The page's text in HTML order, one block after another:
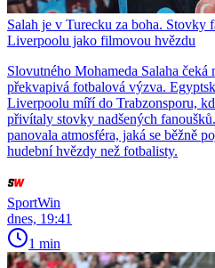
Salah je v Turecku za boha. Stovky
Liverpoolu jako filmovou hvězdu
Slovutného Mohameda Salaha čeká
překvapivá fotbalová výzva.
Liverpoolu míří do Trabzonsporu,
přivítaly stovky nadšených
panovala atmosféra, jaká se běžně
hudební hvězdy než fotbalisty.
SportWin
dnes, 19:41
1 min